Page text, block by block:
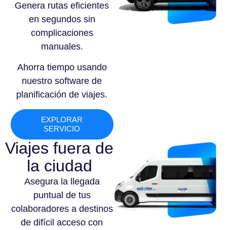
Genera rutas eficientes
en segundos sin
complicaciones
manuales.
Ahorra tiempo usando
nuestro software de
planificación de viajes.
EXPLORAR
SERVICIO
Viajes fuera de
la ciudad
Asegura la llegada
puntual de tus
colaboradores a destinos
de difícil acceso con